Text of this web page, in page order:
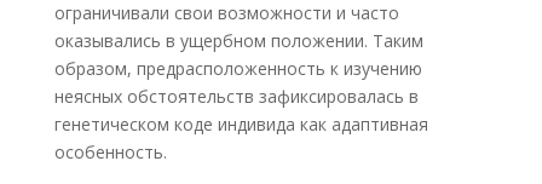
ограничивали свои возможности и часто
оказывались в ущербном положении. Таким
образом, предрасположенность к изучению
неясных обстоятельств зафиксировалась в
генетическом коде индивида как адаптивная
особенность.